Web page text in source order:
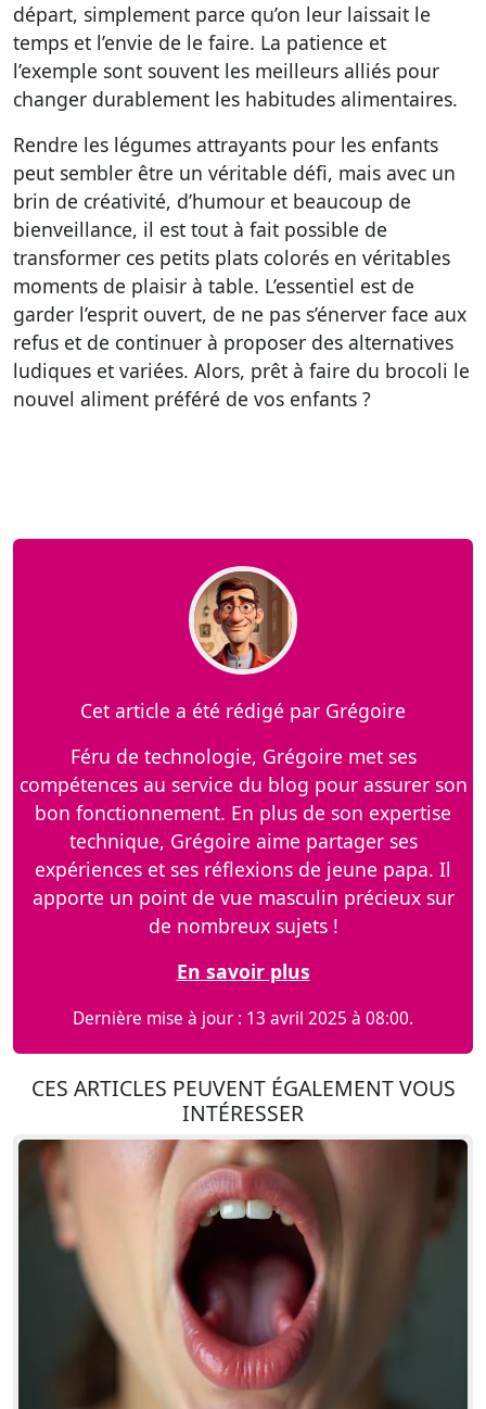
départ, simplement parce qu’on leur laissait le
temps et l’envie de le faire. La patience et
l’exemple sont souvent les meilleurs alliés pour
changer durablement les habitudes alimentaires.
Rendre les légumes attrayants pour les enfants
peut sembler être un véritable défi, mais avec un
brin de créativité, d’humour et beaucoup de
bienveillance, il est tout à fait possible de
transformer ces petits plats colorés en véritables
moments de plaisir à table. L’essentiel est de
garder l’esprit ouvert, de ne pas s’énerver face aux
refus et de continuer à proposer des alternatives
ludiques et variées. Alors, prêt à faire du brocoli le
nouvel aliment préféré de vos enfants ?
Cet article a été rédigé par Grégoire
Féru de technologie, Grégoire met ses
compétences au service du blog pour assurer son
bon fonctionnement. En plus de son expertise
technique, Grégoire aime partager ses
expériences et ses réflexions de jeune papa. Il
apporte un point de vue masculin précieux sur
de nombreux sujets !
En savoir plus
Dernière mise à jour : 13 avril 2025 à 08:00.
CES ARTICLES PEUVENT ÉGALEMENT VOUS
INTÉRESSER